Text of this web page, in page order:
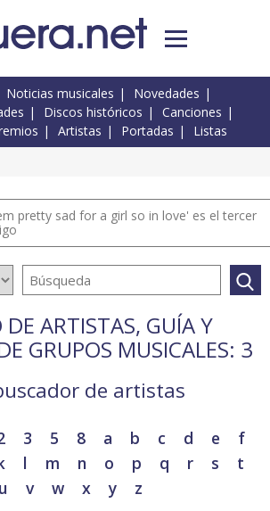
Noticias musicales
Novedades
Discos históricos
Canciones
Artistas Portadas Listas
pretty sad for a girl so in love' es el tercer
DE ARTISTAS, GUÍA Y
GRUPOS MUSICALES: 3
de artistas
3 5 8 a b c d e
f
l m n o p q r s
t
u
v w x y z